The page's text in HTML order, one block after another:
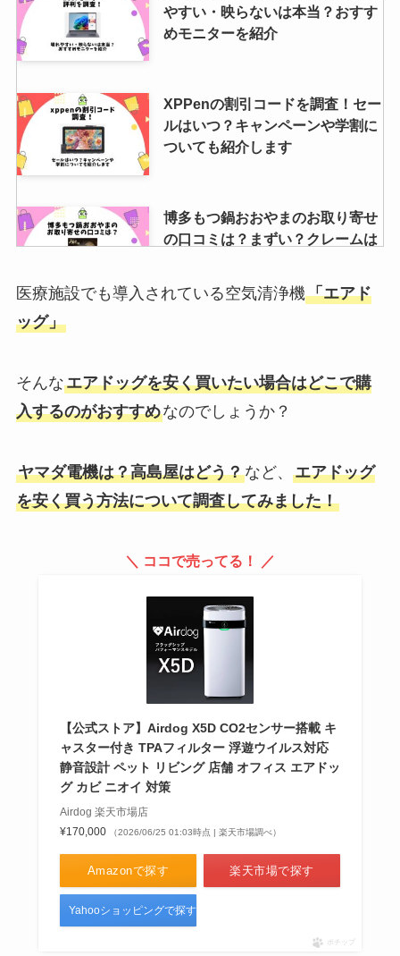
やすい・映らないは本当？おすす
めモニターを紹介
XPPenの割引コードを調査！セー
ルはいつ？キャンペーンや学割に
ついても紹介します
博多もつ鍋おおやまのお取り寄せ
の口コミは？まずい？クレームは
店舗も紹介
や切れ子の値段、90g180g家庭用
なども調査
ネットスクエアの友達紹介キャン
要？支払い方法も調査
イロカ柔軟剤の値段は？最安値で
買える店は？ドンキは高い？
ペッレモルビダの年齢層は？女性
介！
写ルンですはコンビニにない？売
ってる場所は？ドラッグストアな
医療施設でも導入されている空気清浄機「エアド
ッグ」
そんなエアドッグを安く買いたい場合はどこで購
入するのがおすすめなのでしょうか？
ヤマダ電機は？高島屋はどう？など、 エアドッグ
を安く買う方法について調査してみました！
＼ ココで売ってる！ ／
【公式ストア】Airdog X5D CO2センサー搭載 キ
ャスター付き TPAフィルター 浮遊ウイルス対応
静音設計 ペット リビング 店舗 オフィス エアドッ
グ カビ ニオイ 対策
Airdog 楽天市場店
¥170,000
（2026/06/25 01:03時点 | 楽天市場調べ）
Amazonで探す 楽天市場で探す
Yahooショッピングで探す
ポチップ